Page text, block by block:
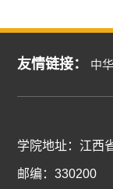
友情链接： 中
学院地址：江西
邮编：330200